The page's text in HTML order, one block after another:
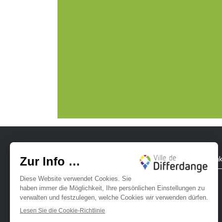
breiteren Angebot an bezahlbaren
Ville de Differdange sur Facebook
Ville de Differdange sur Instagram
Ville de Differdange sur YouTube
Ville de Differdange sur TikTok
Ville de Differdange sur
Hoplr